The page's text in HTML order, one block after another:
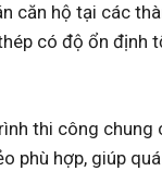
căn hộ tại các
có độ ổn định
thi công chung
phù hợp, giúp